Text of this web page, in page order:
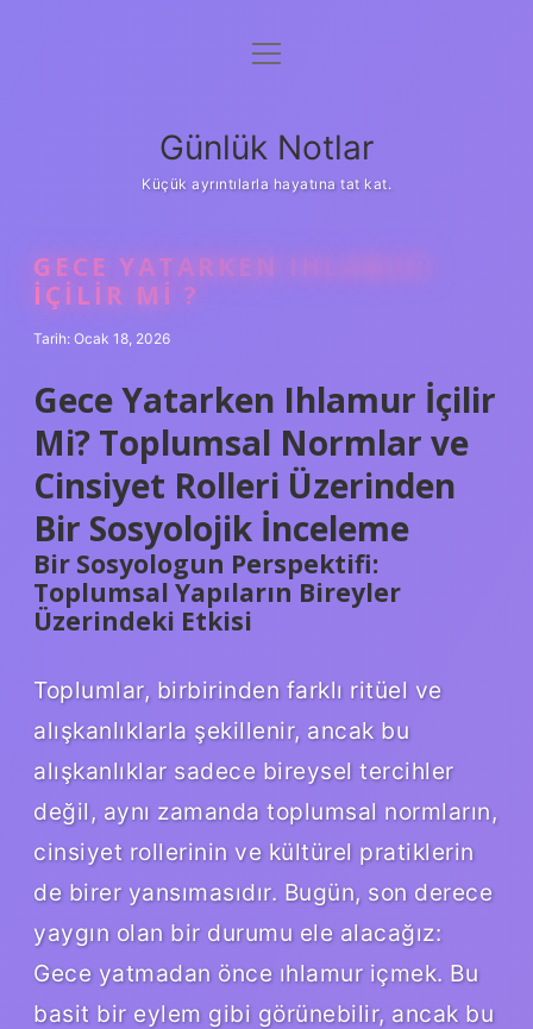
Anasayfa
Yasal Uyarı
menüyü
Günlük Notlar
Küçük ayrıntılarla hayatına tat kat.
GECE YATARKEN IHLAMUR
IÇILIR MI ?
Tarih: Ocak 18, 2026
Gece Yatarken Ihlamur İçilir
Mi? Toplumsal Normlar ve
Cinsiyet Rolleri Üzerinden
Bir Sosyolojik İnceleme
Bir Sosyologun Perspektifi:
Toplumsal Yapıların Bireyler
Üzerindeki Etkisi
Toplumlar, birbirinden farklı ritüel ve
alışkanlıklarla şekillenir, ancak bu
alışkanlıklar sadece bireysel tercihler
değil, aynı zamanda toplumsal normların,
cinsiyet rollerinin ve kültürel pratiklerin
de birer yansımasıdır. Bugün, son derece
yaygın olan bir durumu ele alacağız:
Gece yatmadan önce ıhlamur içmek. Bu
basit bir eylem gibi görünebilir, ancak bu